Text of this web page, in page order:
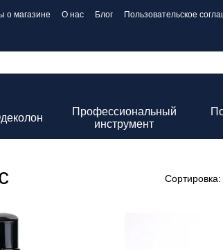
о магазине О нас Блог
Пользовательское
Профессиональный
инструмент
Сортировка: